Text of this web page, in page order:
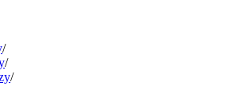
/
/
/